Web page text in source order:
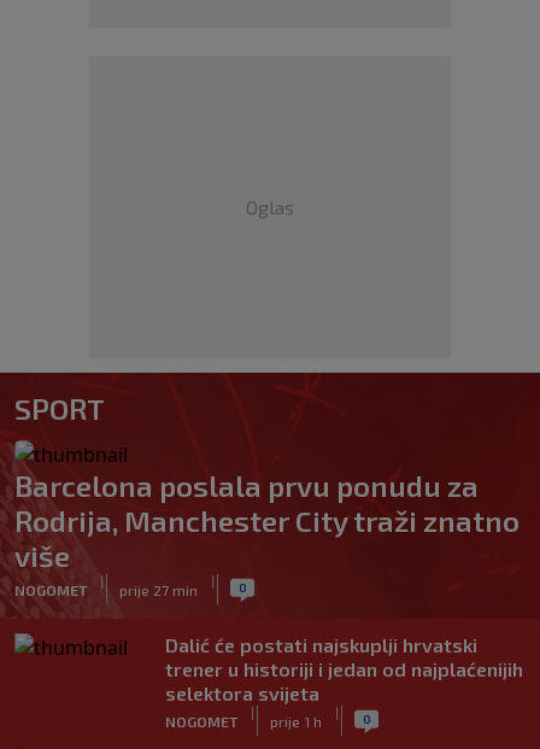
Oglas
SPORT
Barcelona poslala prvu ponudu za
Rodrija, Manchester City traži znatno
više
NOGOMET
|
prije 27 min
| 0
Dalić će postati najskuplji hrvatski
trener u historiji i jedan od najplaćenijih
selektora svijeta
NOGOMET
|
prije 1 h
| 0